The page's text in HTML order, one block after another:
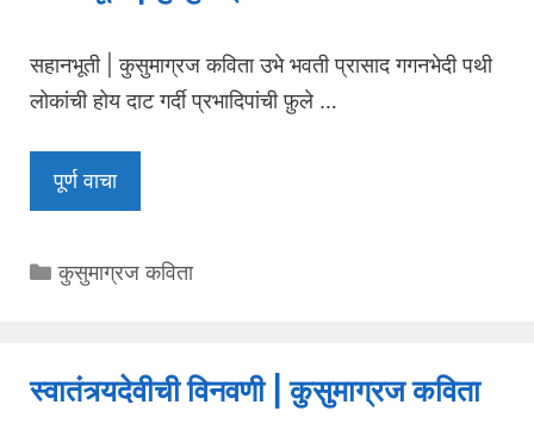
सहानभूती | कुसुमाग्रज कविता उभे भवती प्रासाद गगनभेदी पथी
लोकांची होय दाट गर्दी प्रभादिपांची फ़ुले …
पूर्ण वाचा
Categories
कुसुमाग्रज कविता
स्वातंत्र्यदेवीची विनवणी | कुसुमाग्रज कविता